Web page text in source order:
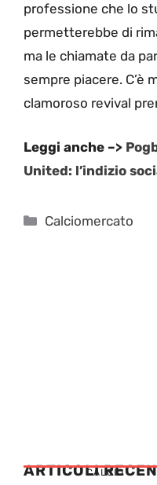
professione che lo
permetterebbe di
ma le chiamate da
sempre piacere. C’è
clamoroso revival
Leggi anche –>
United: l’indizio
Categorie
Calciomercato
ARTICOLICALCIO